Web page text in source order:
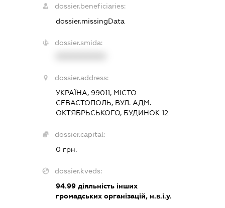
dossier.beneficiaries:
dossier.missingData
dossier.smida:
dossier.address:
УКРАЇНА, 99011, МІСТО
СЕВАСТОПОЛЬ, ВУЛ. АДМ.
ОКТЯБРЬСЬКОГО, БУДИНОК 12
dossier.capital:
0 грн.
dossier.kveds:
94.99діяльність інших
громадських організацій, н.в.і.у.